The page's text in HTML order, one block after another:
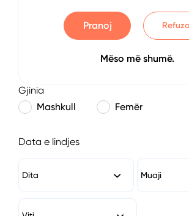
Numri i Telefonit
Gjinia
Mashkull
Femër
Data e lindjes
Dita Muaji
Pranoj
Mëso më shumë.